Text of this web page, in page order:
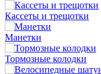
Кассеты и трещотки
Манетки
Тормозные колодки